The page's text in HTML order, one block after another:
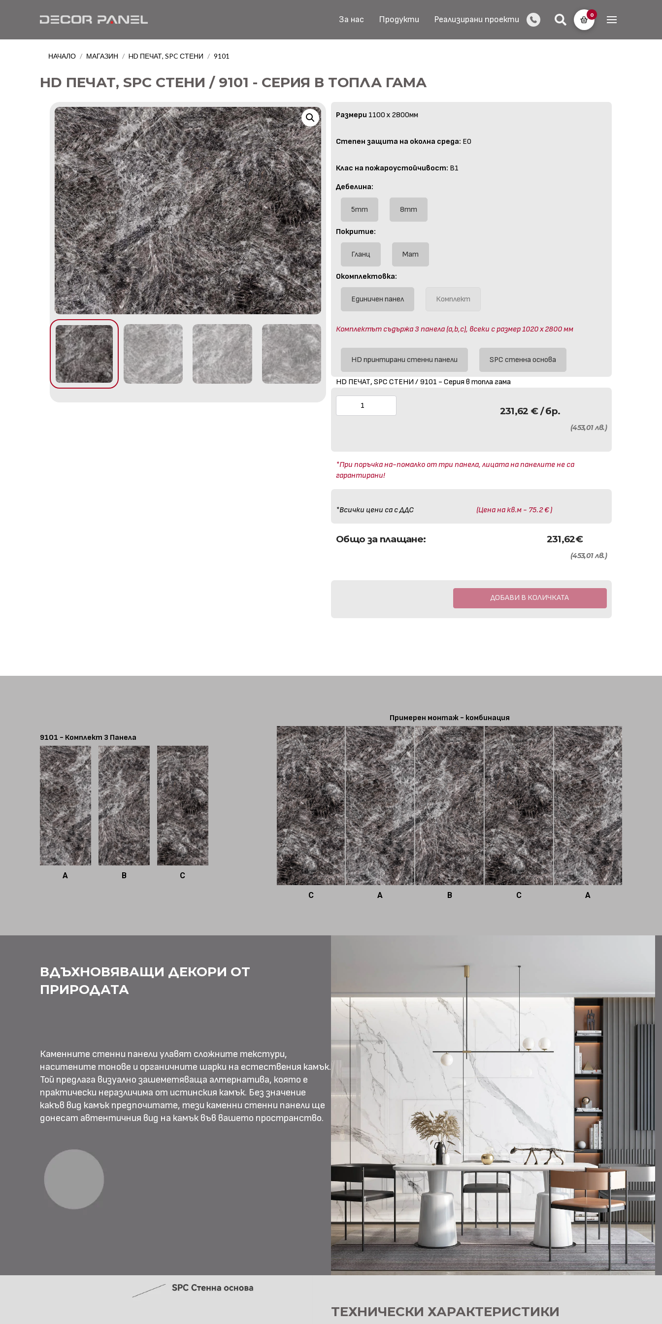
За нас Продукти Реализирани проекти 0
НАЧАЛО / МАГАЗИН / HD ПЕЧАТ, SPC СТЕНИ / 9101
HD ПЕЧАТ, SPC СТЕНИ / 9101 - СЕРИЯ В ТОПЛА ГАМА
Размери 1100 x 2800мм
Степен защита на околна среда: E0
Клас на пожароустойчивост: B1
Дебелина:
5mm 8mm
Покритие:
Гланц Мат
Окомплектовка:
Единичен панел Комплект
Комплектът съдържа 3 панела (a,b,c), всеки с размер 1020 х 2800 мм
HD принтирани стенни панели SPC стенна основа
HD ПЕЧАТ, SPC СТЕНИ / 9101 - Серия в топла гама
231,62 €/ бр.
(453,01 лв.)
*При поръчка на-помалко от три панела, лицата на панелите не са
гарантирани!
*Всички цени са с ДДС (Цена на кв.м - 75.2 € )
Общо за плащане: 231,62€
(453,01 лв.)
ДОБАВИ В КОЛИЧКАТА
9101 - Комплект 3 Панела
A B C
Примерен монтаж - комбинация
C A B C A
ВДЪХНОВЯВАЩИ ДЕКОРИ ОТ
ПРИРОДАТА
Каменните стенни панели улавят сложните текстури,
наситените тонове и органичните шарки на естествения камък.
Той предлага визуално зашеметяваща алтернатива, която е
практически неразличима от истинския камък. Без значение
какъв вид камък предпочитате, тези каменни стенни панели ще
донесат автентичния вид на камък във вашето пространство.
ТЕХНИЧЕСКИ ХАРАКТЕРИСТИКИ